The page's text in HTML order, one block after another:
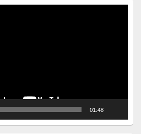
01:48